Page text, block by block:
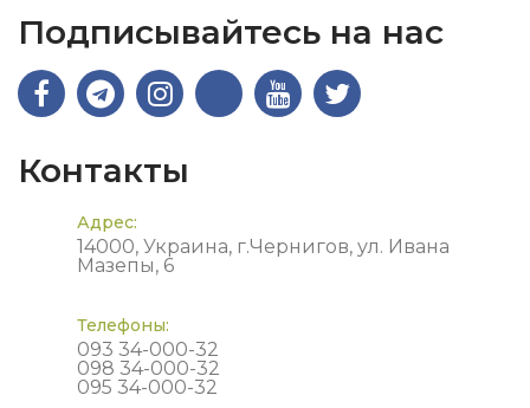
Подписывайтесь на нас
Контакты
Адрес:
14000, Украина, г.Чернигов, ул. Ивана
Мазепы, 6
Телефоны:
093 34-000-32
098 34-000-32
095 34-000-32